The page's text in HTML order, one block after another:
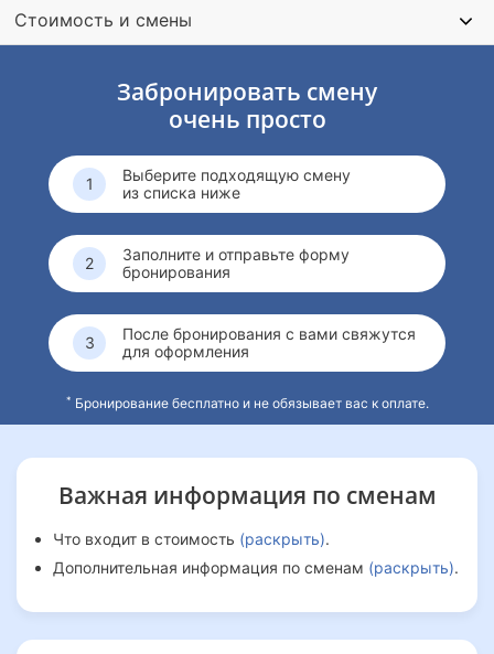
Стоимость и смены
Забронировать смену
очень просто
Выберите подходящую смену
из списка ниже
Заполните и отправьте форму
бронирования
После бронирования с вами свяжутся
для оформления
* Бронирование бесплатно и не обязывает вас к оплате.
Важная информация по сменам
Что входит в стоимость (раскрыть).
Дополнительная информация по сменам (раскрыть).